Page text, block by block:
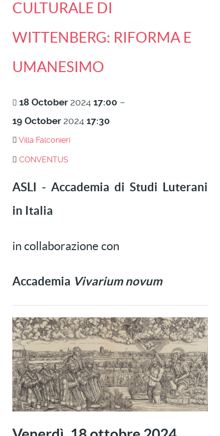
CULTURALE DI
WITTENBERG: RIFORMA E
UMANESIMO
18 October 2024 17:00 –
19 October 2024 17:30
Villa Falconieri
CONVENTUS
ASLI - Accademia di Studi Luterani
in Italia
in collaborazione con
Accademia Vivarium novum